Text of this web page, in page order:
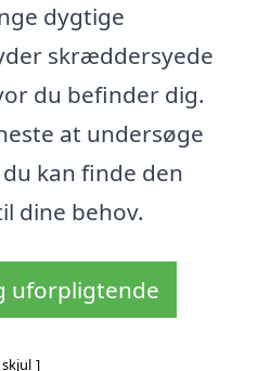
dygtige
skræddersyede
du befinder dig.
at undersøge
kan finde den
dine behov.
uforpligtende
skjul